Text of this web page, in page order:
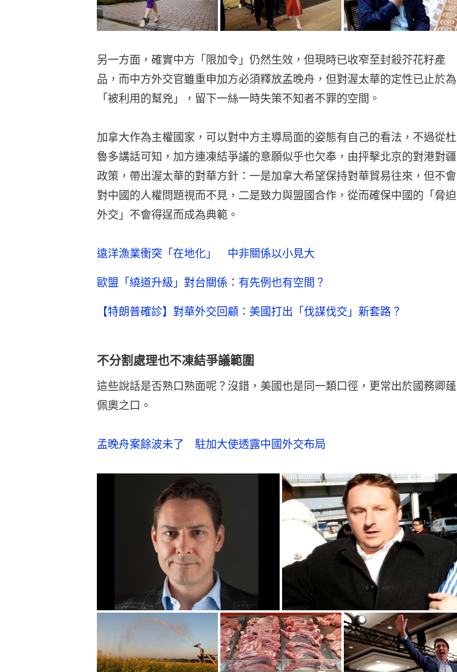
另一方面，確實中方「限加令」仍然生效，但現時已收窄至封殺芥花籽產
品，而中方外交官雖重申加方必須釋放孟晚舟，但對渥太華的定性已止於為
「被利用的幫兇」，留下一絲一時失策不知者不罪的空間。
加拿大作為主權國家，可以對中方主導局面的姿態有自己的看法，不過從杜
魯多講話可知，加方連凍結爭議的意願似乎也欠奉，由抨擊北京的對港對疆
政策，帶出渥太華的對華方針：一是加拿大希望保持對華貿易往來，但不會
對中國的人權問題視而不見，二是致力與盟國合作，從而確保中國的「脅迫
外交」不會得逞而成為典範。
遠洋漁業衝突「在地化」 中非關係以小見大
歐盟「繞道升級」對台關係：有先例也有空間？
【特朗普確診】對華外交回顧：美國打出「伐謀伐交」新套路？
不分割處理也不凍結爭議範圍
這些說話是否熟口熟面呢？沒錯，美國也是同一類口徑，更常出於國務卿蓬
佩奧之口。
孟晚舟案餘波未了　駐加大使透露中國外交布局